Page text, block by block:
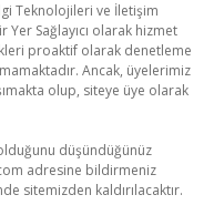
Teknolojileri ve İletişim
Yer Sağlayıcı olarak hizmet
proaktif olarak denetleme
Ancak, üyelerimiz
olup, siteye üye olarak
düşündüğünüz
adresine bildirmeniz
sitemizden kaldırılacaktır.